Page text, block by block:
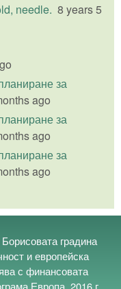
needle. 8 years 5
за
ago
за
ago
за
ago
градина
и европейска
с финансовата
Европа, 2016 г.